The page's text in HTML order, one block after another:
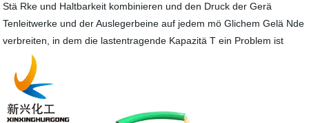
Stä Rke und Haltbarkeit kombinieren und den Druck der Gerä
Tenleitwerke und der Auslegerbeine auf jedem mö Glichem Gelä Nde
verbreiten, in dem die lastentragende Kapazitä T ein Problem ist